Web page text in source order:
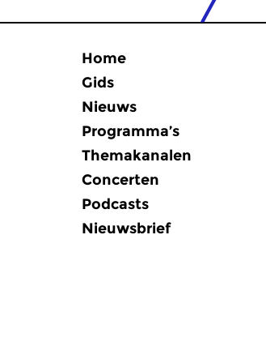
Home
Gids
Nieuws
Programma’s
Themakanalen
Concerten
Podcasts
Nieuwsbrief